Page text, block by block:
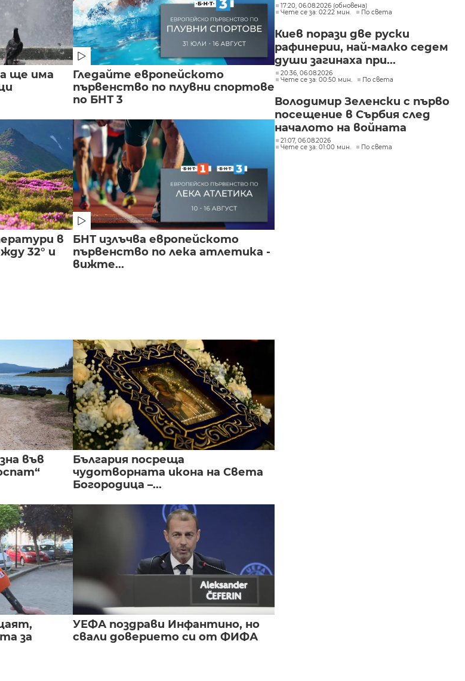
ще има
Гледайте европейското
първенство по плувни спортове
по БНТ 3
в
32° и
БНТ излъчва европейското
първенство по лека атлетика -
вижте...
във
България посреща
чудотворната икона на Света
Богородица –...
за
УЕФА поздрави Инфантино, но
свали доверието си от ФИФА
17:20, 06.08.2026 (обновена)
Чете се за: 02:22 мин.
По света
Киев порази две руски
рафинерии, най-малко седем
души загинаха при...
20:36, 06.08.2026
Чете се за: 00:50 мин.
По света
Володимир Зеленски с първо
посещение в Сърбия след
началото на войната
21:07, 06.08.2026
Чете се за: 01:00 мин.
По света